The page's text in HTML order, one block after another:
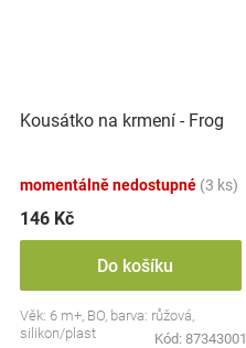
Kousátko na krmení - Frog
momentálně nedostupné (3 ks)
146 Kč
Do košíku
Věk: 6 m+, BO, barva: růžová,
silikon/plast
Kód: 87343001